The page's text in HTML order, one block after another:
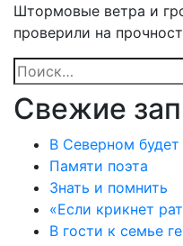
Штормовые ветра и
проверили на
Найти:
Свежие
В Северном будет
Памяти поэта
Знать и помнить
«Если крикнет
В гости к семье